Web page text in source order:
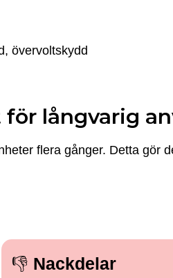
övervoltskydd
för långvarig
flera gånger. Detta gör
👎 Nackdelar